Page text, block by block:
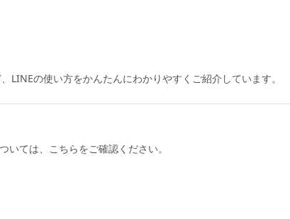
LINEの使い方をかんたんにわかりやすくご紹介しています。
ては、こちらをご確認ください。